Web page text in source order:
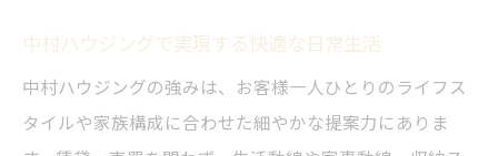
中村ハウジングで実現する快適な日常生活
中村ハウジングの強みは、お客様一人ひとりのライフス
タイルや家族構成に合わせた細やかな提案力にありま